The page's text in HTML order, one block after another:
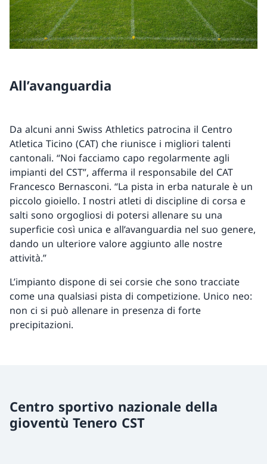
All’avanguardia
Da alcuni anni Swiss Athletics patrocina il Centro
Atletica Ticino (CAT) che riunisce i migliori talenti
cantonali. “Noi facciamo capo regolarmente agli
impianti del CST”, afferma il responsabile del CAT
Francesco Bernasconi. “La pista in erba naturale è un
piccolo gioiello. I nostri atleti di discipline di corsa e
salti sono orgogliosi di potersi allenare su una
superficie così unica e all’avanguardia nel suo genere,
dando un ulteriore valore aggiunto alle nostre
attività.”
L’impianto dispone di sei corsie che sono tracciate
come una qualsiasi pista di competizione. Unico neo:
non ci si può allenare in presenza di forte
precipitazioni.
Centro sportivo nazionale della
gioventù Tenero CST